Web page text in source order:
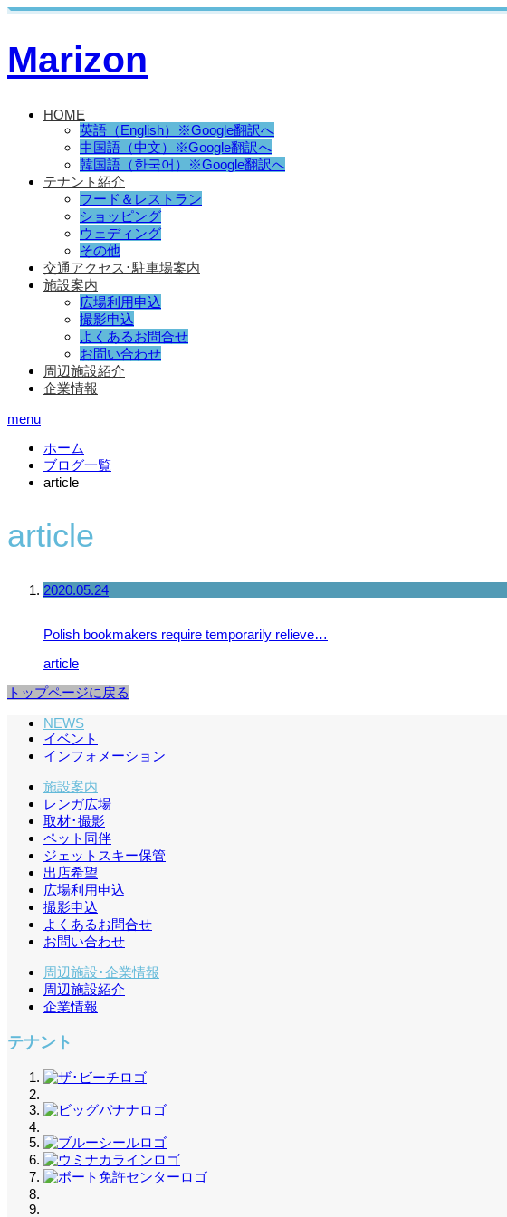
Marizon
HOME
英語（English）※Google翻訳へ
中国語（中文）※Google翻訳へ
韓国語（한국어）※Google翻訳へ
テナント紹介
フード＆レストラン
ショッピング
ウェディング
その他
交通アクセス･駐車場案内
施設案内
広場利用申込
撮影申込
よくあるお問合せ
お問い合わせ
周辺施設紹介
企業情報
menu
ホーム
ブログ一覧
article
article
2020.05.24
Polish bookmakers require temporarily relieve…
article
トップページに戻る
NEWS
イベント
インフォメーション
施設案内
レンガ広場
取材･撮影
ペット同伴
ジェットスキー保管
出店希望
広場利用申込
撮影申込
よくあるお問合せ
お問い合わせ
周辺施設･企業情報
周辺施設紹介
企業情報
テナント